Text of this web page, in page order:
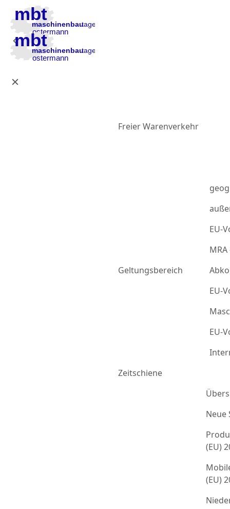
Zur Hauptnavigation
Zum Inhalt
Zur Fußzeile
Freier Warenverkehr
Geltungsbereich
EU-
EU-
EU-
Zeitschiene
Neue
(EU)
(EU)